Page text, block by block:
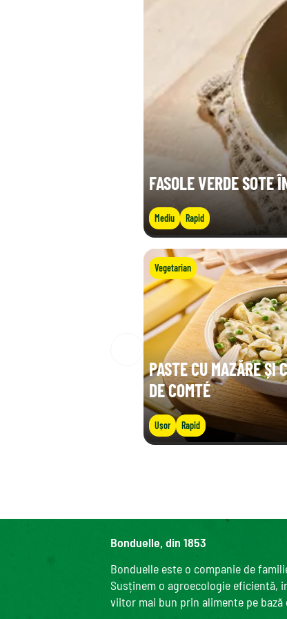
FASOLE VERDE SOTE
Mediu Rapid
Vegetarian
PASTE CU MAZĂRE ȘI
DE COMTÉ
Ușor Rapid
Bonduelle, din 1853
Bonduelle este o companie de
Susținem o agroecologie eficientă,
viitor mai bun prin alimente pe bază